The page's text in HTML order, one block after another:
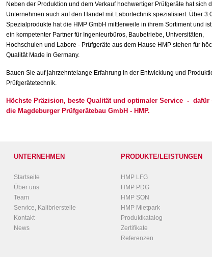
Neben der Produktion und dem Verkauf hochwertiger Prüfgeräte hat sich
Unternehmen auch auf den Handel mit Labortechnik spezialisiert. Über
Spezialprodukte hat die HMP GmbH mittlerweile in ihrem Sortiment und
ein kompetenter Partner für Ingenieurbüros, Baubetriebe, Universitäten,
Hochschulen und Labore - Prüfgeräte aus dem Hause HMP stehen für
Qualität Made in Germany.
Bauen Sie auf jahrzehntelange Erfahrung in der Entwicklung und
Prüfgerätetechnik.
Höchste Präzision, beste Qualität und optimaler Service - dafür
die Magdeburger Prüfgerätebau GmbH - HMP.
UNTERNEHMEN
Startseite
Über uns
Team
Service, Kalibrierstelle
Kontakt
News
PRODUKTE/LEISTUNGEN
HMP LFG
HMP PDG
HMP SON
HMP Mietpark
Produktkatalog
Zertifikate
Referenzen